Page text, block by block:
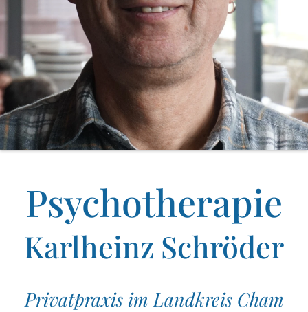
Psychotherapie
Karlheinz Schröder
Privatpraxis im Landkreis Cham